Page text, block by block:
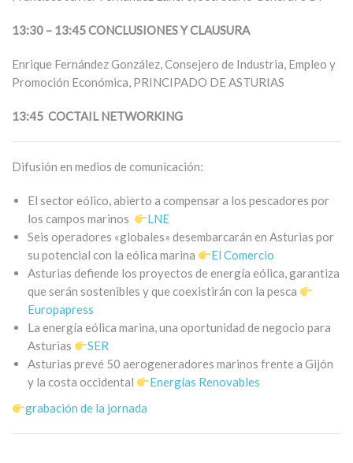
13:30 – 13:45 CONCLUSIONES Y CLAUSURA
Enrique Fernández González, Consejero de Industria, Empleo y
Promoción Económica, PRINCIPADO DE ASTURIAS
13:45 COCTAILNETWORKING
Difusión en medios de comunicación:
El sector eólico, abierto a compensar a los pescadores por
los campos marinos
LNE
Seis operadores «globales» desembarcarán en Asturias por
su potencial con la eólica marina
El Comercio
Asturias defiende los proyectos de energía eólica, garantiza
que serán sostenibles y que coexistirán con la pesca
Europapress
La energía eólica marina, una oportunidad de negocio para
Asturias
SER
Asturias prevé 50 aerogeneradores marinos frente a Gijón
y la costa occidental
Energías Renovables
grabación de la jornada